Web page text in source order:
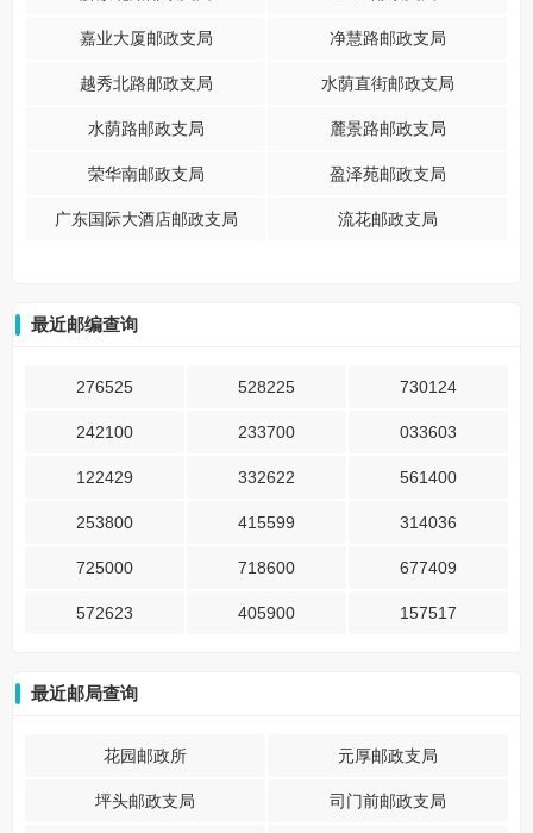
嘉业大厦邮政支局 净慧路邮政支局
越秀北路邮政支局 水荫直街邮政支局
水荫路邮政支局 麓景路邮政支局
荣华南邮政支局 盈泽苑邮政支局
广东国际大酒店邮政支局 流花邮政支局
最近邮编查询
276525 528225 730124
242100 233700 033603
122429 332622 561400
253800 415599 314036
725000 718600 677409
572623 405900 157517
最近邮局查询
花园邮政所 元厚邮政支局
坪头邮政支局 司门前邮政支局